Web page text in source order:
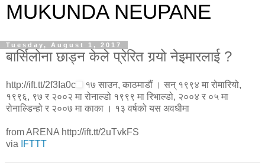
MUKUNDA NEUPANE
Tuesday, August 1, 2017
बार्सिलोना छाड्न केले प्रेरित गर्‍यो नेइमारलाई ?
http://ift.tt/2f3Ia0c
१७ साउन, काठमाडौं । सन् १९९४ मा रोमारियो,
१९९६, ९७ र २००२ मा रोनाल्डो १९९९ मा रिभाल्डो, २००४ र ०५ मा
रोनाल्डिन्हो र २००७ मा काका । १३ वर्षको यस अवधीमा
from ARENA http://ift.tt/2uTvkFS
via
IFTTT